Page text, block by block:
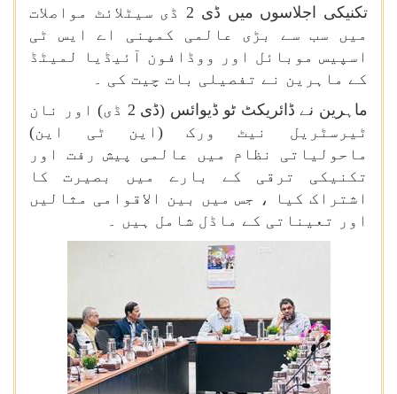
تکنیکی اجلاسوں میں ڈی 2 ڈی سیٹلائٹ مواصلات
میں سب سے بڑی عالمی کمپنی اے ایس ٹی
اسپیس موبائل اور ووڈافون آئیڈیا لمیٹڈ
کے ماہرین نے تفصیلی بات چیت کی ۔
ماہرین نے ڈائریکٹ ٹو ڈیوائس (ڈی 2 ڈی) اور نان
ٹیرسٹریل نیٹ ورک (این ٹی این)
ماحولیاتی نظام میں عالمی پیش رفت اور
تکنیکی ترقی کے بارے میں بصیرت کا
اشتراک کیا ، جس میں بین الاقوامی مثالیں
اور تعیناتی کے ماڈل شامل ہیں ۔